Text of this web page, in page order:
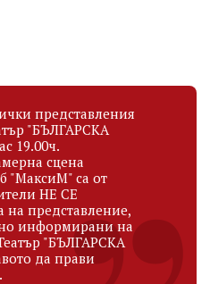
представления
"БЪЛГАРСКА
19.00ч.
сцена
"МаксиМ" са от
НЕ СЕ
представление,
информирани на
"БЪЛГАРСКА
да прави